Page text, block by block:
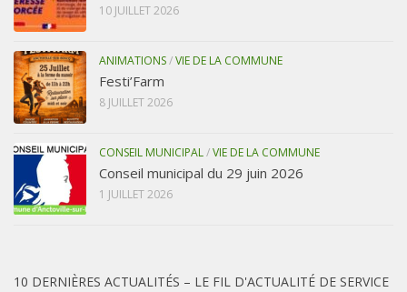
10 JUILLET 2026
ANIMATIONS/VIE DE LA COMMUNE
Festi’Farm
8 JUILLET 2026
CONSEIL MUNICIPAL/VIE DE LA COMMUNE
Conseil municipal du 29 juin 2026
1 JUILLET 2026
10 DERNIÈRES ACTUALITÉS – LE FIL D'ACTUALITÉ DE SERVICE